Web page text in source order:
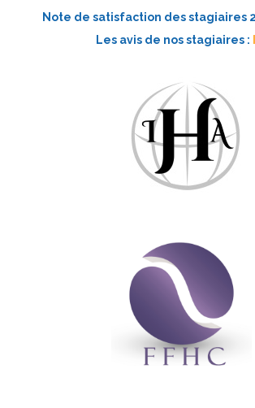
Note de satisfaction des stagiaires
Les avis de nos stagiaires :